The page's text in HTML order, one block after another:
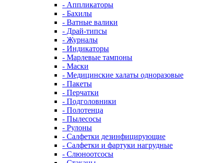
- Аппликаторы
- Бахилы
- Ватные валики
- Драй-типсы
- Журналы
- Индикаторы
- Марлевые тампоны
- Маски
- Медицинские халаты одноразовые
- Пакеты
- Перчатки
- Подголовники
- Полотенца
- Пылесосы
- Рулоны
- Салфетки дезинфицирующие
- Салфетки и фартуки нагрудные
- Слюноотсосы